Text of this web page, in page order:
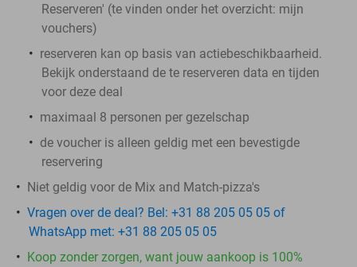
Reserveren' (te vinden onder het overzicht: mijn
vouchers)
reserveren kan op basis van actiebeschikbaarheid.
Bekijk onderstaand de te reserveren data en tijden
voor deze deal
maximaal 8 personen per gezelschap
de voucher is alleen geldig met een bevestigde
reservering
Niet geldig voor de Mix and Match-pizza's
Vragen over de deal? Bel: +31 88 205 05 05 of
WhatsApp met: +31 88 205 05 05
Koop zonder zorgen, want jouw aankoop is 100%